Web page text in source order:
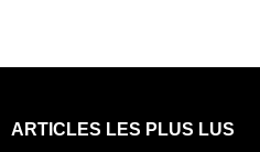
ARTICLES LES PLUS LUS